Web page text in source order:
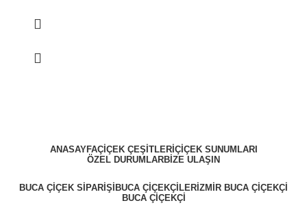
ANASAYFAÇIÇEK ÇEŞITLERI ÇIÇEK SUNUMLARI
ÖZEL DURUMLARBIZE ULAŞIN
BUCA ÇIÇEK SIPARIŞI BUCA ÇIÇEKÇILER İZMIR BUCA ÇIÇEKÇI
BUCA ÇIÇEKÇI